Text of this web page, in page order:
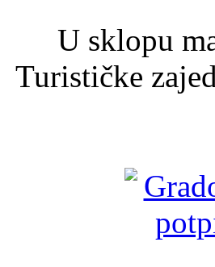
U sklopu
Turističke